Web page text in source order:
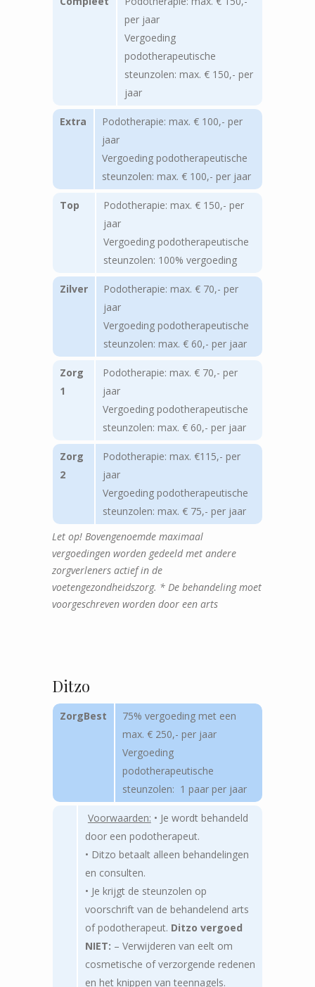
per jaar
Vergoeding
podotherapeutische
steunzolen: max. € 150,- per
jaar
Extra
Podotherapie: max. € 100,- per
jaar
Vergoeding podotherapeutische
steunzolen: max. € 100,- per jaar
Top
Podotherapie: max. € 150,- per
jaar
Vergoeding podotherapeutische
steunzolen: 100% vergoeding
Zilver
Podotherapie: max. € 70,- per
jaar
Vergoeding podotherapeutische
steunzolen: max. € 60,- per jaar
Zorg
1
Podotherapie: max. € 70,- per
jaar
Vergoeding podotherapeutische
steunzolen: max. € 60,- per jaar
Zorg
2
Podotherapie: max. €115,- per
jaar
Vergoeding podotherapeutische
steunzolen: max. € 75,- per jaar
Let op! Bovengenoemde maximaal
vergoedingen worden gedeeld met andere
zorgverleners actief in de
voetengezondheidszorg. * De behandeling moet
voorgeschreven worden door een arts
Ditzo
ZorgBest
75% vergoeding met een
max. € 250,- per jaar
Vergoeding
podotherapeutische
steunzolen: 1 paar per jaar
Voorwaarden: • Je wordt behandeld
door een podotherapeut.
• Ditzo betaalt alleen behandelingen
en consulten.
• Je krijgt de steunzolen op
voorschrift van de behandelend arts
of podotherapeut. Ditzo vergoed
NIET: – Verwijderen van eelt om
cosmetische of verzorgende redenen
en het knippen van teennagels.